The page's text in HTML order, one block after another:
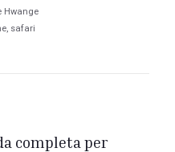
Hwange
safari
completa per